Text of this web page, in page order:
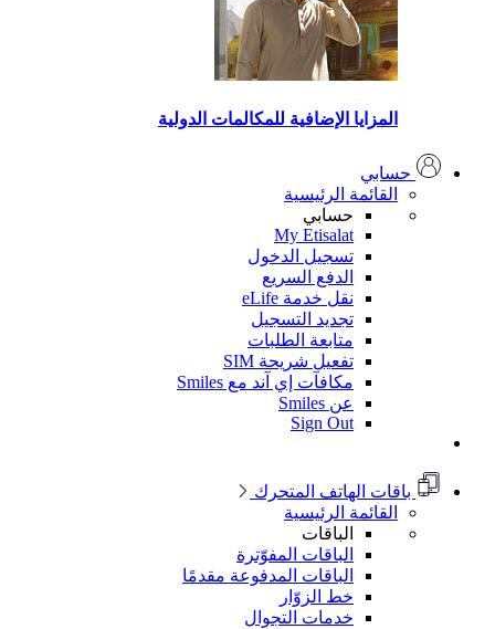
المزايا الإضافية للمكالمات الدولية
حسابي
القائمة الرئيسية
حسابي
My Etisalat
تسجيل الدخول
الدفع السريع
نقل خدمة eLife
تجديد التسجيل
متابعة الطلبات
تفعيل شريحة SIM
مكافآت إي آند مع Smiles
Sign Out
باقات الهاتف المتحرك
القائمة الرئيسية
الباقات
الباقات المفوّترة
الباقات المدفوعة مقدمًا
خط الزوّار
خدمات التجوال